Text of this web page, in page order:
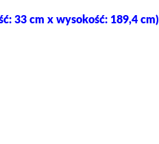
33 cm x wysokość: 189,4 cm)